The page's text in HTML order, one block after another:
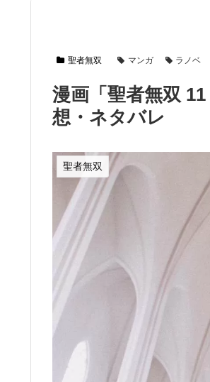
聖者無双 マンガ ラノベ
漫画「聖者無双
想・ネタバレ
聖者無双